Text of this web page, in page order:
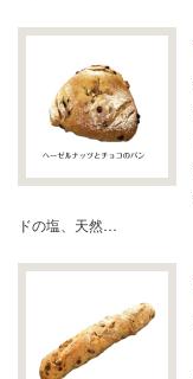
ドの塩、天然…